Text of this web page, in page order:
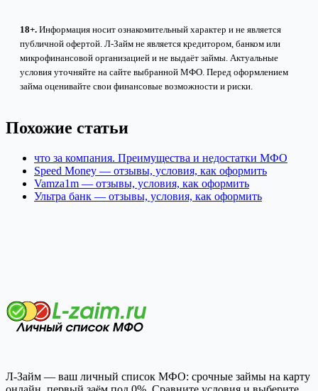
18+. Информация носит ознакомительный характер и не является
публичной офертой. Л-Займ не является кредитором, банком или
микрофинансовой организацией и не выдаёт займы. Актуальные
условия уточняйте на сайте выбранной МФО. Перед оформлением
займа оценивайте свои финансовые возможности и риски.
Похожие статьи
что за компания. Преимущества и недостатки МФО
Speed Money — отзывы, условия, как оформить
Vamza1m — отзывы, условия, как оформить
Ультра банк — отзывы, условия, как оформить
Л-Займ — ваш личный список МФО: срочные займы на карту